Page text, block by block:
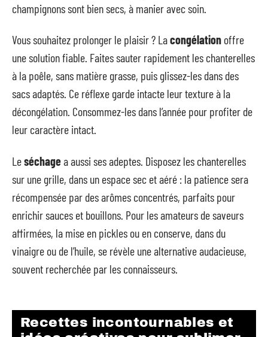
champignons sont bien secs, à manier avec soin.
Vous souhaitez prolonger le plaisir ? Lacongélation offre
une solution fiable. Faites sauter rapidement les chanterelles
à la poêle, sans matière grasse, puis glissez-les dans des
sacs adaptés. Ce réflexe garde intacte leur texture à la
décongélation. Consommez-les dans l’année pour profiter de
leur caractère intact.
Leséchagea aussi ses adeptes. Disposez les chanterelles
sur une grille, dans un espace sec et aéré : la patience sera
récompensée par des arômes concentrés, parfaits pour
enrichir sauces et bouillons. Pour les amateurs de saveurs
affirmées, la mise en pickles ou en conserve, dans du
vinaigre ou de l’huile, se révèle une alternative audacieuse,
souvent recherchée par les connaisseurs.
Recettes incontournables et